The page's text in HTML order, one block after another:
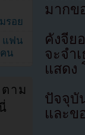
มากข
คังจีย
จะจำ
แสดง
ปัจจุบั
และข
รอย
แฟน
น
าม